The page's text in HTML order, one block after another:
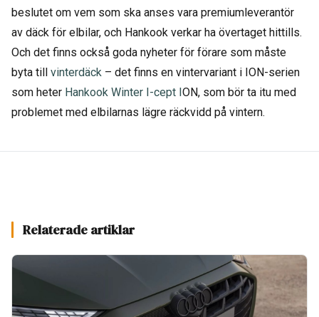
beslutet om vem som ska anses vara premiumleverantör
av däck för elbilar, och Hankook verkar ha övertaget hittills.
Och det finns också goda nyheter för förare som måste
byta till vinterdäck – det finns en vintervariant i ION-serien
som heter Hankook Winter I-cept ION, som bör ta itu med
problemet med elbilarnas lägre räckvidd på vintern.
Relaterade artiklar